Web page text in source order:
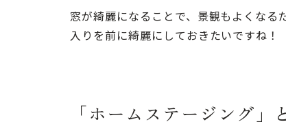
窓が綺麗になることで、景観もよくな
入りを前に綺麗にしておきたいですね！
「ホームステージング」